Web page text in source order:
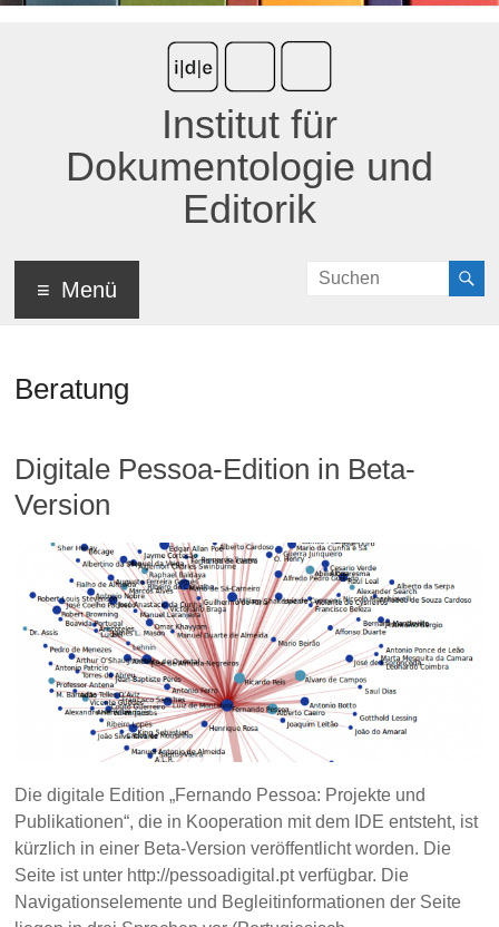
Institut für
Dokumentologie und
Editorik
Menü
Beratung
Digitale Pessoa-Edition in Beta-
Version
Die digitale Edition „Fernando Pessoa: Projekte und
Publikationen“, die in Kooperation mit dem IDE entsteht, ist
kürzlich in einer Beta-Version veröffentlicht worden. Die
Seite ist unter http://pessoadigital.pt verfügbar. Die
Navigationselemente und Begleitinformationen der Seite